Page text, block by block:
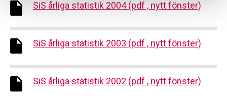
SiS årliga statistik 2004 (pdf , nytt fönster)
SiS årliga statistik 2003 (pdf , nytt fönster)
SiS årliga statistik 2002 (pdf , nytt fönster)